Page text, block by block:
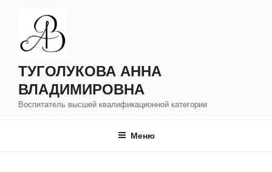
содержимому
ТУГОЛУКОВА АННА
ВЛАДИМИРОВНА
Воспитатель высшей квалификационной категории
Меню